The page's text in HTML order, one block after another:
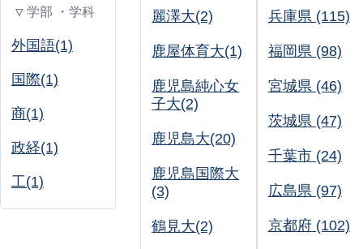
▽ 学部 ・学科
外国語(1)
国際(1)
商(1)
政経(1)
工(1)
麗澤大(2)
鹿屋体育大(1)
鹿児島純心女
子大(2)
鹿児島大(20)
鹿児島国際大
(3)
鶴見大(2)
兵庫県 (115)
福岡県 (98)
宮城県 (46)
茨城県 (47)
千葉市 (24)
広島県 (97)
京都府 (102)